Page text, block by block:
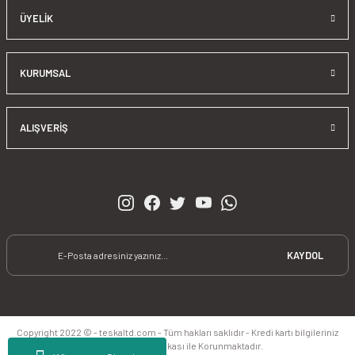
ÜYELIK
KURUMSAL
ALIŞVERIŞ
KAYDOL
Copyright 2022 © - teskaltd.com - Tüm hakları saklıdır - Kredi kartı bilgileriniz
256bit SSL Sertifikası ile Korunmaktadır.